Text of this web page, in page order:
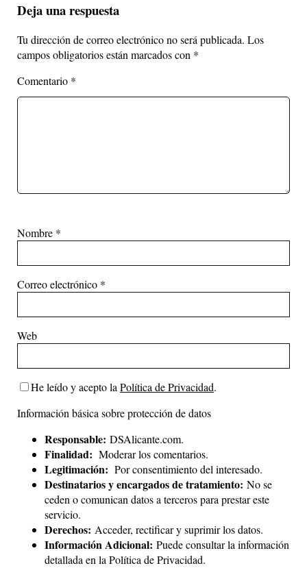
Deja una respuesta
Tu dirección de correo electrónico no será publicada. Los
campos obligatorios están marcados con *
Comentario *
Nombre *
Correo electrónico *
Web
He leído y acepto la Política de Privacidad.
Información básica sobre protección de datos
Responsable: DSAlicante.com.
Finalidad: Moderar los comentarios.
Legitimación: Por consentimiento del interesado.
Destinatarios y encargados de tratamiento: No se
ceden o comunican datos a terceros para prestar este
servicio.
Derechos: Acceder, rectificar y suprimir los datos.
Información Adicional: Puede consultar la información
detallada en la Política de Privacidad.